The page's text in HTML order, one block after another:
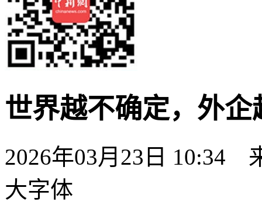
世界越不确定，外企
2026年03月23日 10:34
大字体